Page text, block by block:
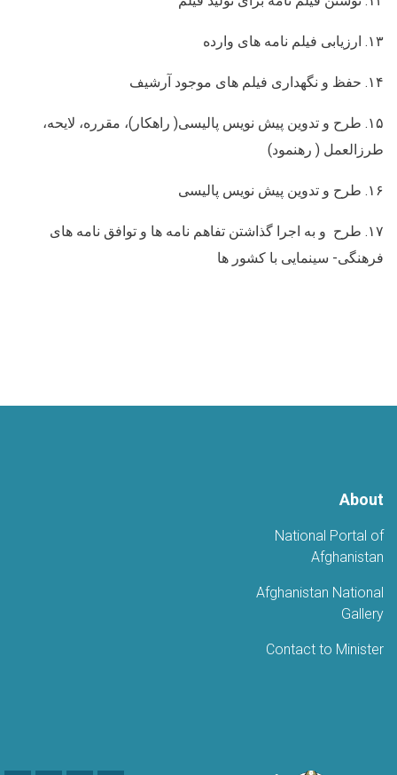
۱۳. ارزیابی فیلم نامه های وارده
۱۴. حفظ و نگهداری فیلم های موجود آرشیف
۱۵. طرح و تدوین پیش نویس پالیسی( راهکار)، مقرره، لایحه،
طرزالعمل ( رهنمود)
۱۶. طرح و تدوین پیش نویس پالیسی
۱۷. طرح و به اجرا گذاشتن تفاهم نامه ها و توافق نامه های
فرهنگی- سینمایی با کشور ها
About
National Portal of
Afghanistan
Afghanistan National
Gallery
Contact to Minister